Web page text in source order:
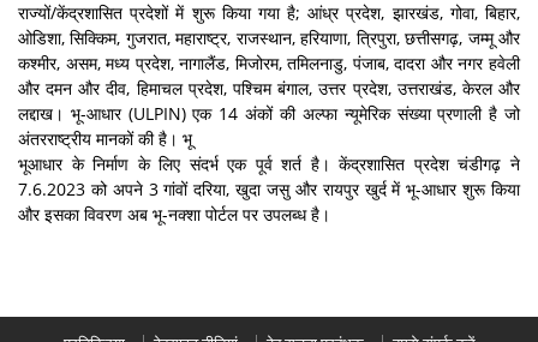
राज्यों/केंद्रशासित प्रदेशों में शुरू किया गया है; आंध्र प्रदेश, झारखंड, गोवा, बिहार,
ओडिशा, सिक्किम, गुजरात, महाराष्ट्र, राजस्थान, हरियाणा, त्रिपुरा, छत्तीसगढ़, जम्मू और
कश्मीर, असम, मध्य प्रदेश, नागालैंड, मिजोरम, तमिलनाडु, पंजाब, दादरा और नगर हवेली
और दमन और दीव, हिमाचल प्रदेश, पश्चिम बंगाल, उत्तर प्रदेश, उत्तराखंड, केरल और
लद्दाख। भू-आधार (ULPIN) एक 14 अंकों की अल्फा न्यूमेरिक संख्या प्रणाली है जो
अंतरराष्ट्रीय मानकों की है। भू
भूआधार के निर्माण के लिए संदर्भ एक पूर्व शर्त है। केंद्रशासित प्रदेश चंडीगढ़ ने
7.6.2023 को अपने 3 गांवों दरिया, खुदा जसु और रायपुर खुर्द में भू-आधार शुरू किया
और इसका विवरण अब भू-नक्शा पोर्टल पर उपलब्ध है।